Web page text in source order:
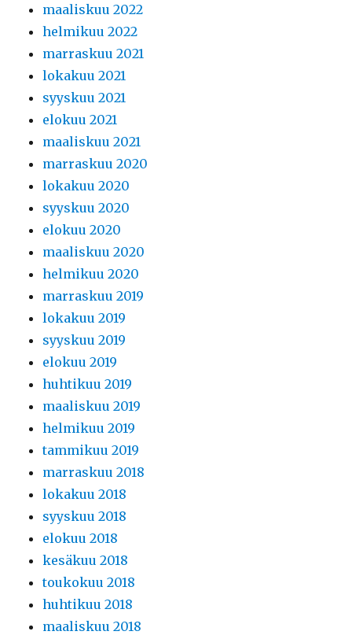
maaliskuu 2022
helmikuu 2022
marraskuu 2021
lokakuu 2021
syyskuu 2021
elokuu 2021
maaliskuu 2021
marraskuu 2020
lokakuu 2020
syyskuu 2020
elokuu 2020
maaliskuu 2020
helmikuu 2020
marraskuu 2019
lokakuu 2019
syyskuu 2019
elokuu 2019
huhtikuu 2019
maaliskuu 2019
helmikuu 2019
tammikuu 2019
marraskuu 2018
lokakuu 2018
syyskuu 2018
elokuu 2018
kesäkuu 2018
toukokuu 2018
huhtikuu 2018
maaliskuu 2018